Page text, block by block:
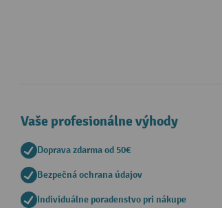
Vaše profesionálne výhody
Doprava zdarma od 50€
Bezpečná ochrana údajov
Individuálne poradenstvo pri nákupe